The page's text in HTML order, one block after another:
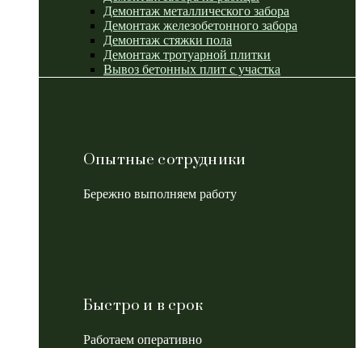
Демонтаж металлического забора
Демонтаж железобетонного забора
Демонтаж стяжки пола
Демонтаж тротуарной плитки
Вывоз бетонных плит с участка
Опытные сотрудники
Бережно выполняем работу
Быстро и в срок
Работаем оперативно